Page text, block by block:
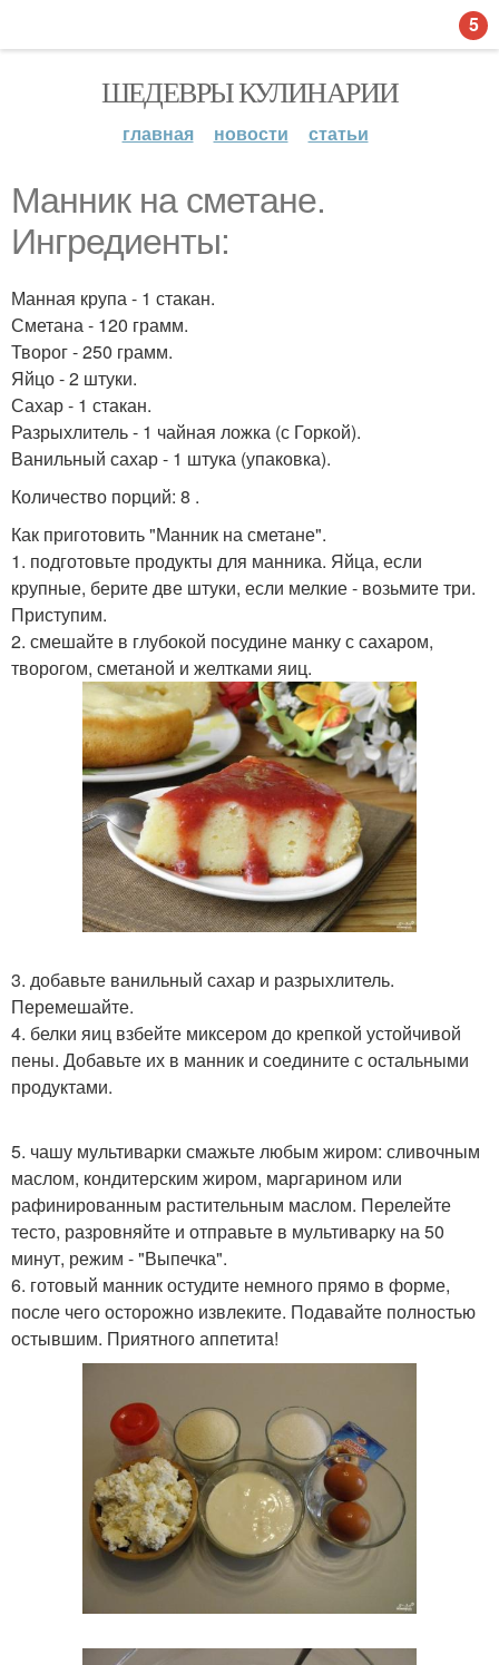
ШЕДЕВРЫ КУЛИНАРИИ
главная новости статьи
Манник на сметане.
Ингредиенты:
Манная крупа - 1 стакан.
Сметана - 120 грамм.
Творог - 250 грамм.
Яйцо - 2 штуки.
Сахар - 1 стакан.
Разрыхлитель - 1 чайная ложка (с Горкой).
Ванильный сахар - 1 штука (упаковка).
Количество порций: 8 .
Как приготовить "Манник на сметане".
1. подготовьте продукты для манника. Яйца, если
крупные, берите две штуки, если мелкие - возьмите три.
Приступим.
2. смешайте в глубокой посудине манку с сахаром,
творогом, сметаной и желтками яиц.
3. добавьте ванильный сахар и разрыхлитель.
Перемешайте.
4. белки яиц взбейте миксером до крепкой устойчивой
пены. Добавьте их в манник и соедините с остальными
продуктами.
5. чашу мультиварки смажьте любым жиром: сливочным
маслом, кондитерским жиром, маргарином или
рафинированным растительным маслом. Перелейте
тесто, разровняйте и отправьте в мультиварку на 50
минут, режим - "Выпечка".
6. готовый манник остудите немного прямо в форме,
после чего осторожно извлеките. Подавайте полностью
остывшим. Приятного аппетита!
5